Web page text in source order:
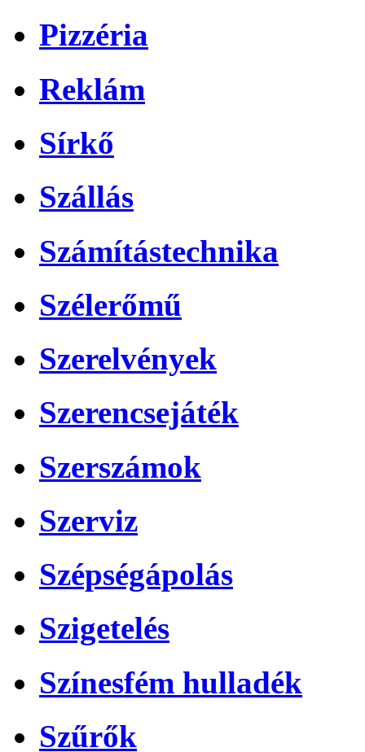
Pizzéria
Reklám
Sírkő
Szállás
Számítástechnika
Szélerőmű
Szerelvények
Szerencsejáték
Szerszámok
Szerviz
Szépségápolás
Szigetelés
Színesfém hulladék
Szűrők